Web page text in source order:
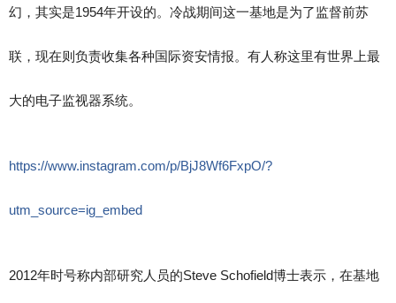
幻，其实是1954年开设的。冷战期间这一基地是为了监督前苏
联，现在则负责收集各种国际资安情报。有人称这里有世界上最
大的电子监视器系统。
https://www.instagram.com/p/BjJ8Wf6FxpO/?
utm_source=ig_embed
2012年时号称内部研究人员的Steve Schofield博士表示，在基地